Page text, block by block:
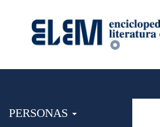
PERSONAS